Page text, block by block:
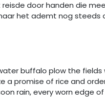
door handen die
het ademt nog
buffalo plow the
a promise of rice and
rain, every worn edge